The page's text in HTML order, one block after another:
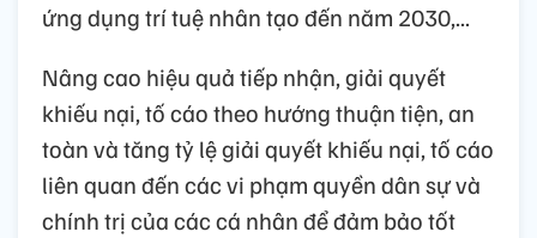
ứng dụng trí tuệ nhân tạo đến năm 2030,...
Nâng cao hiệu quả tiếp nhận, giải quyết
khiếu nại, tố cáo theo hướng thuận tiện, an
toàn và tăng tỷ lệ giải quyết khiếu nại, tố cáo
liên quan đến các vi phạm quyền dân sự và
chính trị của các cá nhân để đảm bảo tốt